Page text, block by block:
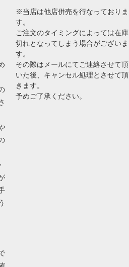
※当店は他店併売を行なっておりま
す。
ご注文のタイミングによっては在庫
切れとなってしまう場合がございま
す。
その際はメールにてご連絡させて頂
いた後、キャンセル処理とさせて頂
きます。
予めご了承ください。